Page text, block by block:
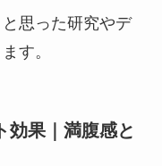
思った研究やデ
す。
効果｜満腹感と